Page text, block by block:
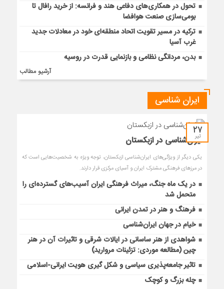
تحول در همکاری‌های دفاعی هند و فرانسه: از خرید رافال تا
بومی‌سازی صنعت هوافضا
ترکیه در مسیر تقویت اتحاد منطقه‌ای خود در معادلات جدید
غرب آسیا
بدن، مردانگی نظامی و بازنمایی قدرت در روسیه
آرشیو مطالب
ایران شناسی
۲۷
تیر
ایران‌شناسی در ازبکستان
یکی دیگر از ویژگی‌های ایران‌شناسی ازبکستان، توجه ویژه به شخصیت‌هایی است که
در مرزهای فرهنگی مشترک ایران و آسیای مرکزی قرار دارند.
در یک ماه جنگ، میراث فرهنگی ایران آسیب‌های گسترده‌ای را
متحمل شد
فرهنگ و هنر در تمدن ایرانی
خیام در جهان ایران‌شناسی
شواهدی از هنر ساسانی در ایالات شرقی و تاثیرات آن در هنر
چین (مطالعه موردی: تزئینات مروارید)
تاثیر جامعه‌پذیری سیاسی و شکل گیری هویت ایرانی-اسلامی
چله بزرگ و کوچک